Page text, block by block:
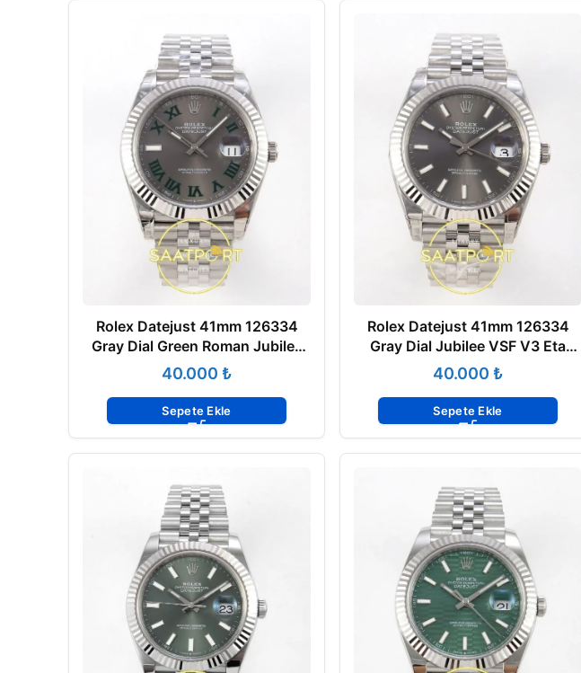
Rolex Datejust 41mm 126334
Gray Dial Green Roman Jubilee
VSF V3 Eta Saat
₺
Sepete Ekle
Rolex Datejust 41mm 126334
Gray Dial Jubilee VSF V3 Eta
Saat ₺
Sepete Ekle